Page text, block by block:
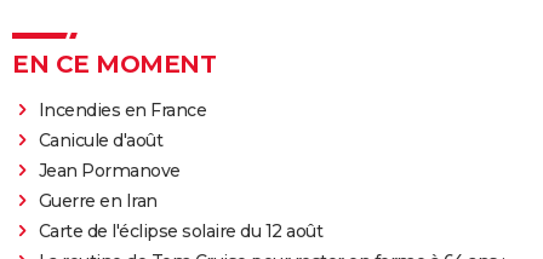
EN CE MOMENT
Incendies en France
Canicule d'août
Jean Pormanove
Guerre en Iran
Carte de l'éclipse solaire du 12 août